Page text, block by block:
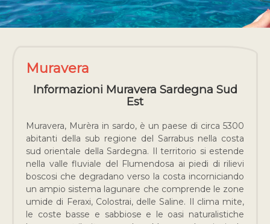
Muravera
Informazioni Muravera Sardegna Sud
Est
Muravera, Murèra in sardo, è un paese di circa 5300
abitanti della sub regione del Sarrabus nella costa
sud orientale della Sardegna. Il territorio si estende
nella valle fluviale del Flumendosa ai piedi di rilievi
boscosi che degradano verso la costa incorniciando
un ampio sistema lagunare che comprende le zone
umide di Feraxi, Colostrai, delle Saline. Il clima mite,
le coste basse e sabbiose e le oasi naturalistiche